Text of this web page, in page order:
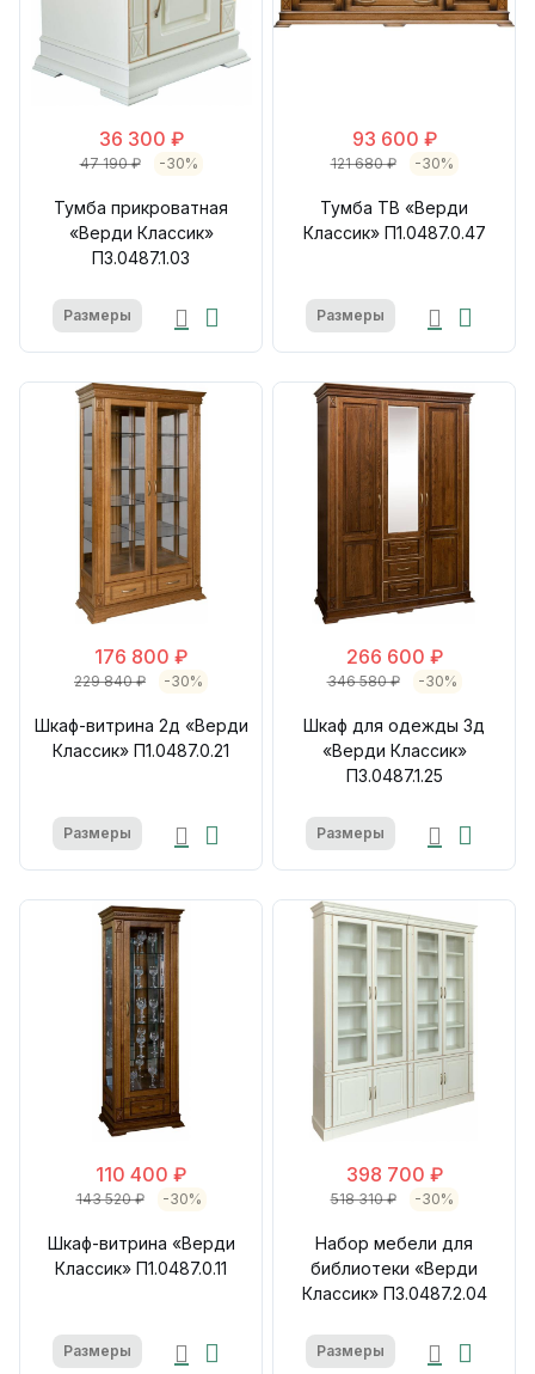
36 300 ₽
47 190 ₽ -30%
Тумба прикроватная
«Верди Классик»
П3.0487.1.03
Размеры
93 600 ₽
121 680 ₽ -30%
Тумба ТВ «Верди
Классик» П1.0487.0.47
Размеры
176 800 ₽
229 840 ₽ -30%
Шкаф-витрина 2д «Верди
Классик» П1.0487.0.21
Размеры
266 600 ₽
346 580 ₽ -30%
Шкаф для одежды 3д
«Верди Классик»
П3.0487.1.25
Размеры
110 400 ₽
143 520 ₽ -30%
Шкаф-витрина «Верди
Классик» П1.0487.0.11
Размеры
398 700 ₽
518 310 ₽ -30%
Набор мебели для
библиотеки «Верди
Классик» П3.0487.2.04
Размеры